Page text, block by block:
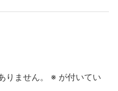
りません。 ※ が付いてい